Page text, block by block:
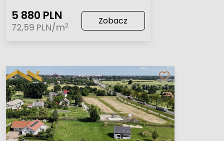
5 880 PLN
72,59 PLN/m2 Zobacz